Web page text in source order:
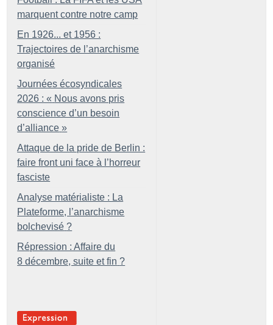
marquent contre notre camp
En 1926... et 1956 :
Trajectoires de l’anarchisme
organisé
Journées écosyndicales
2026 : « Nous avons pris
conscience d’un besoin
d’alliance »
Attaque de la pride de Berlin :
faire front uni face à l’horreur
fasciste
Analyse matérialiste : La
Plateforme, l’anarchisme
bolchevisé ?
Répression : Affaire du
8 décembre, suite et fin ?